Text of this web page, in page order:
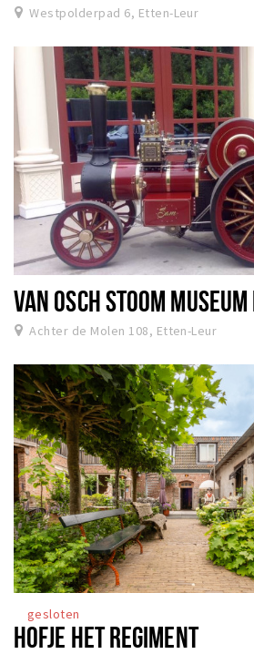
Westpolderpad 6, Etten-Leur
VAN OSCH STOOM
Achter de Molen 108, Etten-Leur
gesloten
HOFJE HET REGIMENT